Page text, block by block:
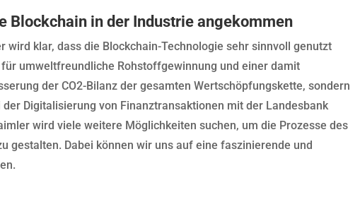
Blockchain in der Industrie angekommen
wird klar, dass die Blockchain-Technologie sehr sinnvoll genutzt
umweltfreundliche Rohstoffgewinnung und einer damit
der CO2-Bilanz der gesamten Wertschöpfungskette, sondern
Digitalisierung von Finanztransaktionen mit der Landesbank
wird viele weitere Möglichkeiten suchen, um die Prozesse des
gestalten. Dabei können wir uns auf eine faszinierende und